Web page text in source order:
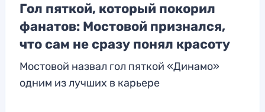
Гол пяткой, который покорил
фанатов: Мостовой признался,
что сам не сразу понял красоту
Мостовой назвал гол пяткой «Динамо»
одним из лучших в карьере